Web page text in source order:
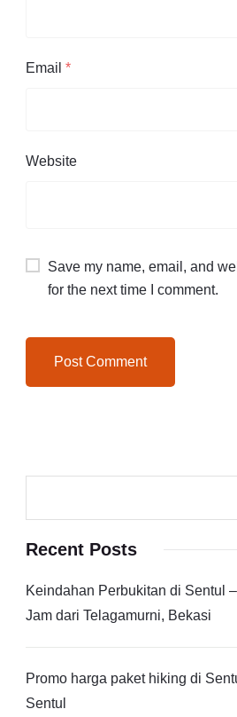
Email *
Website
Save my name, email, and
for the next time I comment.
Recent Posts
Keindahan Perbukitan di Sentul
Jam dari Telagamurni, Bekasi
Promo harga paket hiking di
Sentul